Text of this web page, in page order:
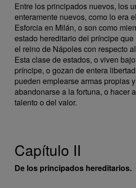
Entre los principados nuevos, los
enteramente nuevos, como lo era
Esforcia en Milán, o son como
estado hereditario del príncipe
el reino de Nápoles con respecto
Esta clase de estados, o viven
príncipe, o gozan de entera
pueden emplearse armas propias
abandonarse a la fortuna, o hacer
talento o del valor.
Capítulo II
De los principados hereditarios.